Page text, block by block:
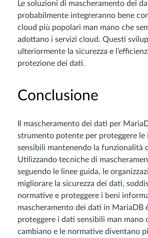
Le soluzioni di mascheramento dei
probabilmente integreranno bene
cloud più popolari man mano che
adottano i servizi cloud. Questi
ulteriormente la sicurezza e
protezione dei dati.
Conclusione
Il mascheramento dei dati per
strumento potente per proteggere le
sensibili mantenendo la funzionalità
Utilizzando tecniche di
seguendo le linee guida, le
migliorare la sicurezza dei dati,
normative e proteggere i beni
mascheramento dei dati in MariaDB
proteggere i dati sensibili man mano
cambiano e le normative diventano